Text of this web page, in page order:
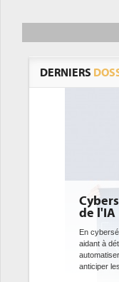
DERNIERS
le double visage
un double rôle : le gentil en
les menaces, à
de sécurité, à simuler et